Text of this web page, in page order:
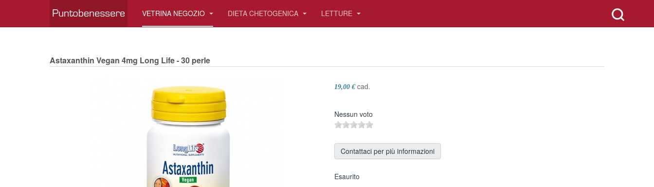
VETRINA NEGOZIO DIETA CHETOGENICA LETTURE
Astaxanthin Vegan 4mg Long Life - 30 perle
19,00 € cad.
Nessun voto
Contattaci per più informazioni
Esaurito